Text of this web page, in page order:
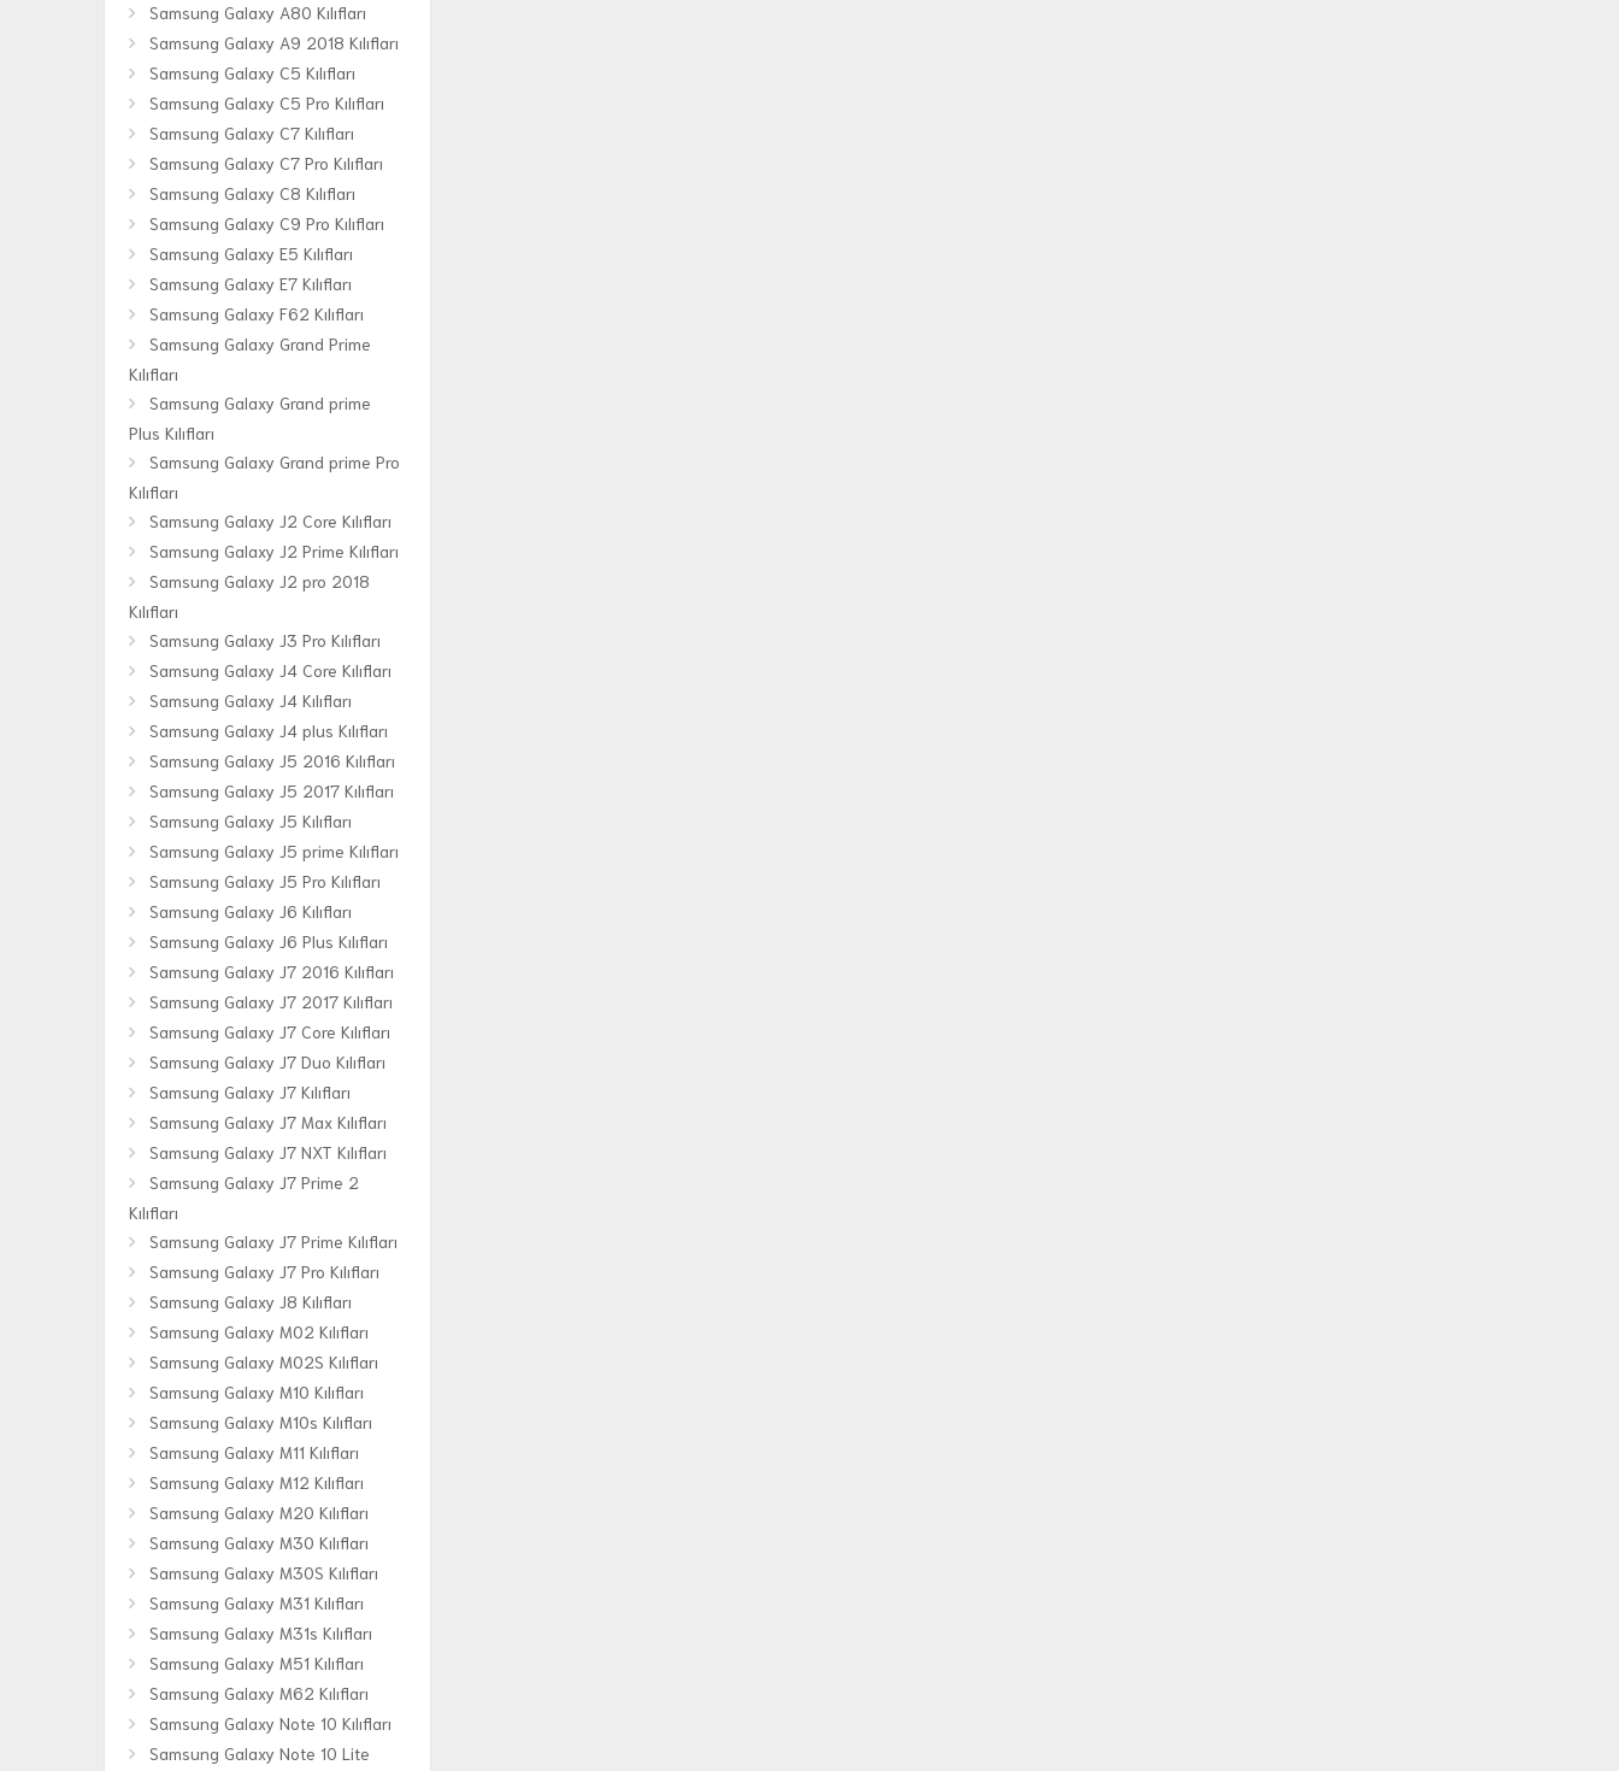
Samsung Galaxy A80 Kılıfları
Samsung Galaxy A9 2018 Kılıfları
Samsung Galaxy C5 Kılıfları
Samsung Galaxy C5 Pro Kılıfları
Samsung Galaxy C7 Kılıfları
Samsung Galaxy C7 Pro Kılıfları
Samsung Galaxy C8 Kılıfları
Samsung Galaxy C9 Pro Kılıfları
Samsung Galaxy E5 Kılıfları
Samsung Galaxy E7 Kılıfları
Samsung Galaxy F62 Kılıfları
Samsung Galaxy Grand Prime
Kılıfları
Samsung Galaxy Grand prime
Plus Kılıfları
Samsung Galaxy Grand prime Pro
Kılıfları
Samsung Galaxy J2 Core Kılıfları
Samsung Galaxy J2 Prime Kılıfları
Samsung Galaxy J2 pro 2018
Kılıfları
Samsung Galaxy J3 Pro Kılıfları
Samsung Galaxy J4 Core Kılıfları
Samsung Galaxy J4 Kılıfları
Samsung Galaxy J4 plus Kılıfları
Samsung Galaxy J5 2016 Kılıfları
Samsung Galaxy J5 2017 Kılıfları
Samsung Galaxy J5 Kılıfları
Samsung Galaxy J5 prime Kılıfları
Samsung Galaxy J5 Pro Kılıfları
Samsung Galaxy J6 Kılıfları
Samsung Galaxy J6 Plus Kılıfları
Samsung Galaxy J7 2016 Kılıfları
Samsung Galaxy J7 2017 Kılıfları
Samsung Galaxy J7 Core Kılıfları
Samsung Galaxy J7 Duo Kılıfları
Samsung Galaxy J7 Kılıfları
Samsung Galaxy J7 Max Kılıfları
Samsung Galaxy J7 NXT Kılıfları
Samsung Galaxy J7 Prime 2
Kılıfları
Samsung Galaxy J7 Prime Kılıfları
Samsung Galaxy J7 Pro Kılıfları
Samsung Galaxy J8 Kılıfları
Samsung Galaxy M02 Kılıfları
Samsung Galaxy M02S Kılıfları
Samsung Galaxy M10 Kılıfları
Samsung Galaxy M10s Kılıfları
Samsung Galaxy M11 Kılıfları
Samsung Galaxy M12 Kılıfları
Samsung Galaxy M20 Kılıfları
Samsung Galaxy M30 Kılıfları
Samsung Galaxy M30S Kılıfları
Samsung Galaxy M31 Kılıfları
Samsung Galaxy M31s Kılıfları
Samsung Galaxy M51 Kılıfları
Samsung Galaxy M62 Kılıfları
Samsung Galaxy Note 10 Kılıfları
Samsung Galaxy Note 10 Lite